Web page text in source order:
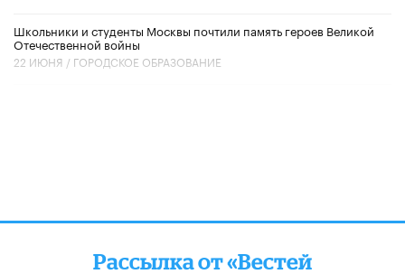
Школьники и студенты Москвы почтили память героев Великой
Отечественной войны
22 ИЮНЯ / ГОРОДСКОЕ ОБРАЗОВАНИЕ
Рассылка от «Вестей